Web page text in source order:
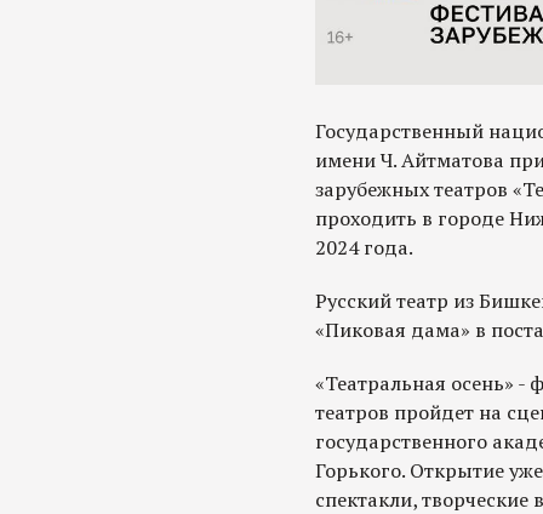
Государственный
имени Ч. Айтматова
зарубежных театров
проходить в городе
2024 года.
Русский театр из
«Пиковая дама» в
«Театральная осень» -
театров пройдет на
государственного
Горького. Открытие
спектакли, творческие